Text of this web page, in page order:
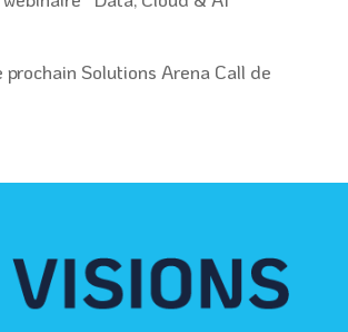
prochain Solutions Arena Call de